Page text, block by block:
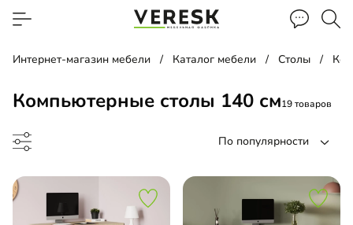
Интернет-магазин мебели Каталог мебели Столы
Компьютерные столы 140 см19 товаров
По популярности